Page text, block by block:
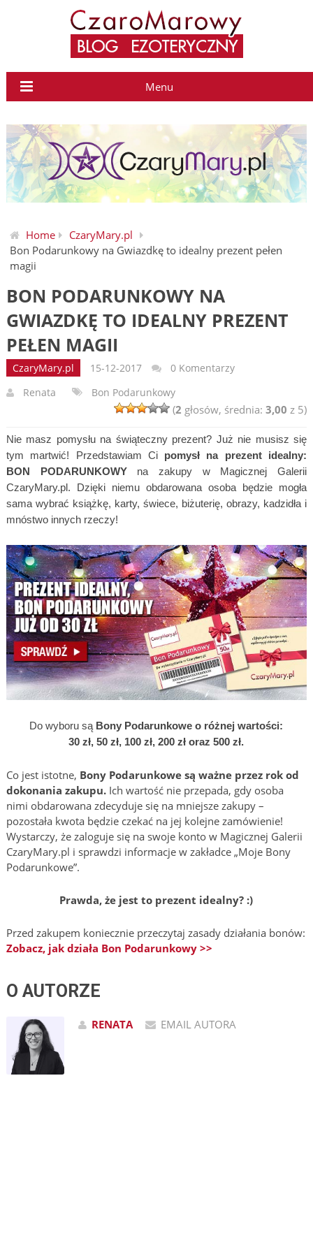
Menu
Home
CzaryMary.pl
Bon Podarunkowy na Gwiazdkę to idealny prezent pełen
magii
BON PODARUNKOWY NA
GWIAZDKĘ TO IDEALNY PREZENT
PEŁEN MAGII
CzaryMary.pl 15-12-2017
0 Komentarzy
Renata
Bon Podarunkowy
(2 głosów, średnia:3,00 z 5)
Nie masz pomysłu na świąteczny prezent? Już nie musisz się
tym martwić! Przedstawiam Ci pomysł na prezent idealny:
BON PODARUNKOWYna zakupy w Magicznej Galerii
CzaryMary.pl. Dzięki niemu obdarowana osoba będzie mogła
sama wybrać książkę, karty, świece, biżuterię, obrazy, kadzidła i
mnóstwo innych rzeczy!
Do wyboru są Bony Podarunkowe o różnej wartości:
30 zł, 50 zł, 100 zł, 200 zł oraz 500 zł.
Co jest istotne, Bony Podarunkowe są ważne przez rok od
dokonania zakupu.Ich wartość nie przepada, gdy osoba
nimi obdarowana zdecyduje się na mniejsze zakupy –
pozostała kwota będzie czekać na jej kolejne zamówienie!
Wystarczy, że zaloguje się na swoje konto w Magicznej Galerii
CzaryMary.pl i sprawdzi informacje w zakładce „Moje Bony
Podarunkowe”.
Prawda, że jest to prezent idealny? :)
Przed zakupem koniecznie przeczytaj zasady działania bonów:
Zobacz, jak działa Bon Podarunkowy >>
O AUTORZE
RENATA EMAIL AUTORA